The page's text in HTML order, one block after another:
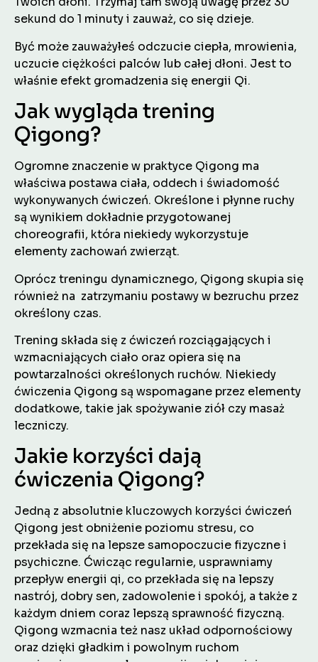
sekund do 1 minuty i zauważ, co się dzieje.
Być może zauważyłeś odczucie ciepła, mrowienia,
uczucie ciężkości palców lub całej dłoni. Jest to
właśnie efekt gromadzenia się energii Qi.
Jak wygląda trening
Qigong?
Ogromne znaczenie w praktyce Qigong ma
właściwa postawa ciała, oddech i świadomość
wykonywanych ćwiczeń. Określone i płynne ruchy
są wynikiem dokładnie przygotowanej
choreografii, która niekiedy wykorzystuje
elementy zachowań zwierząt.
Oprócz treningu dynamicznego, Qigong skupia się
również na zatrzymaniu postawy w bezruchu przez
określony czas.
Trening składa się z ćwiczeń rozciągających i
wzmacniających ciało oraz opiera się na
powtarzalności określonych ruchów. Niekiedy
ćwiczenia Qigong są wspomagane przez elementy
dodatkowe, takie jak spożywanie ziół czy masaż
leczniczy.
Jakie korzyści dają
ćwiczenia Qigong?
Jedną z absolutnie kluczowych korzyści ćwiczeń
Qigong jest obniżenie poziomu stresu, co
przekłada się na lepsze samopoczucie fizyczne i
psychiczne. Ćwicząc regularnie, usprawniamy
przepływ energii qi, co przekłada się na lepszy
nastrój, dobry sen, zadowolenie i spokój, a także z
każdym dniem coraz lepszą sprawność fizyczną.
Qigong wzmacnia też nasz układ odpornościowy
oraz dzięki gładkim i powolnym ruchom